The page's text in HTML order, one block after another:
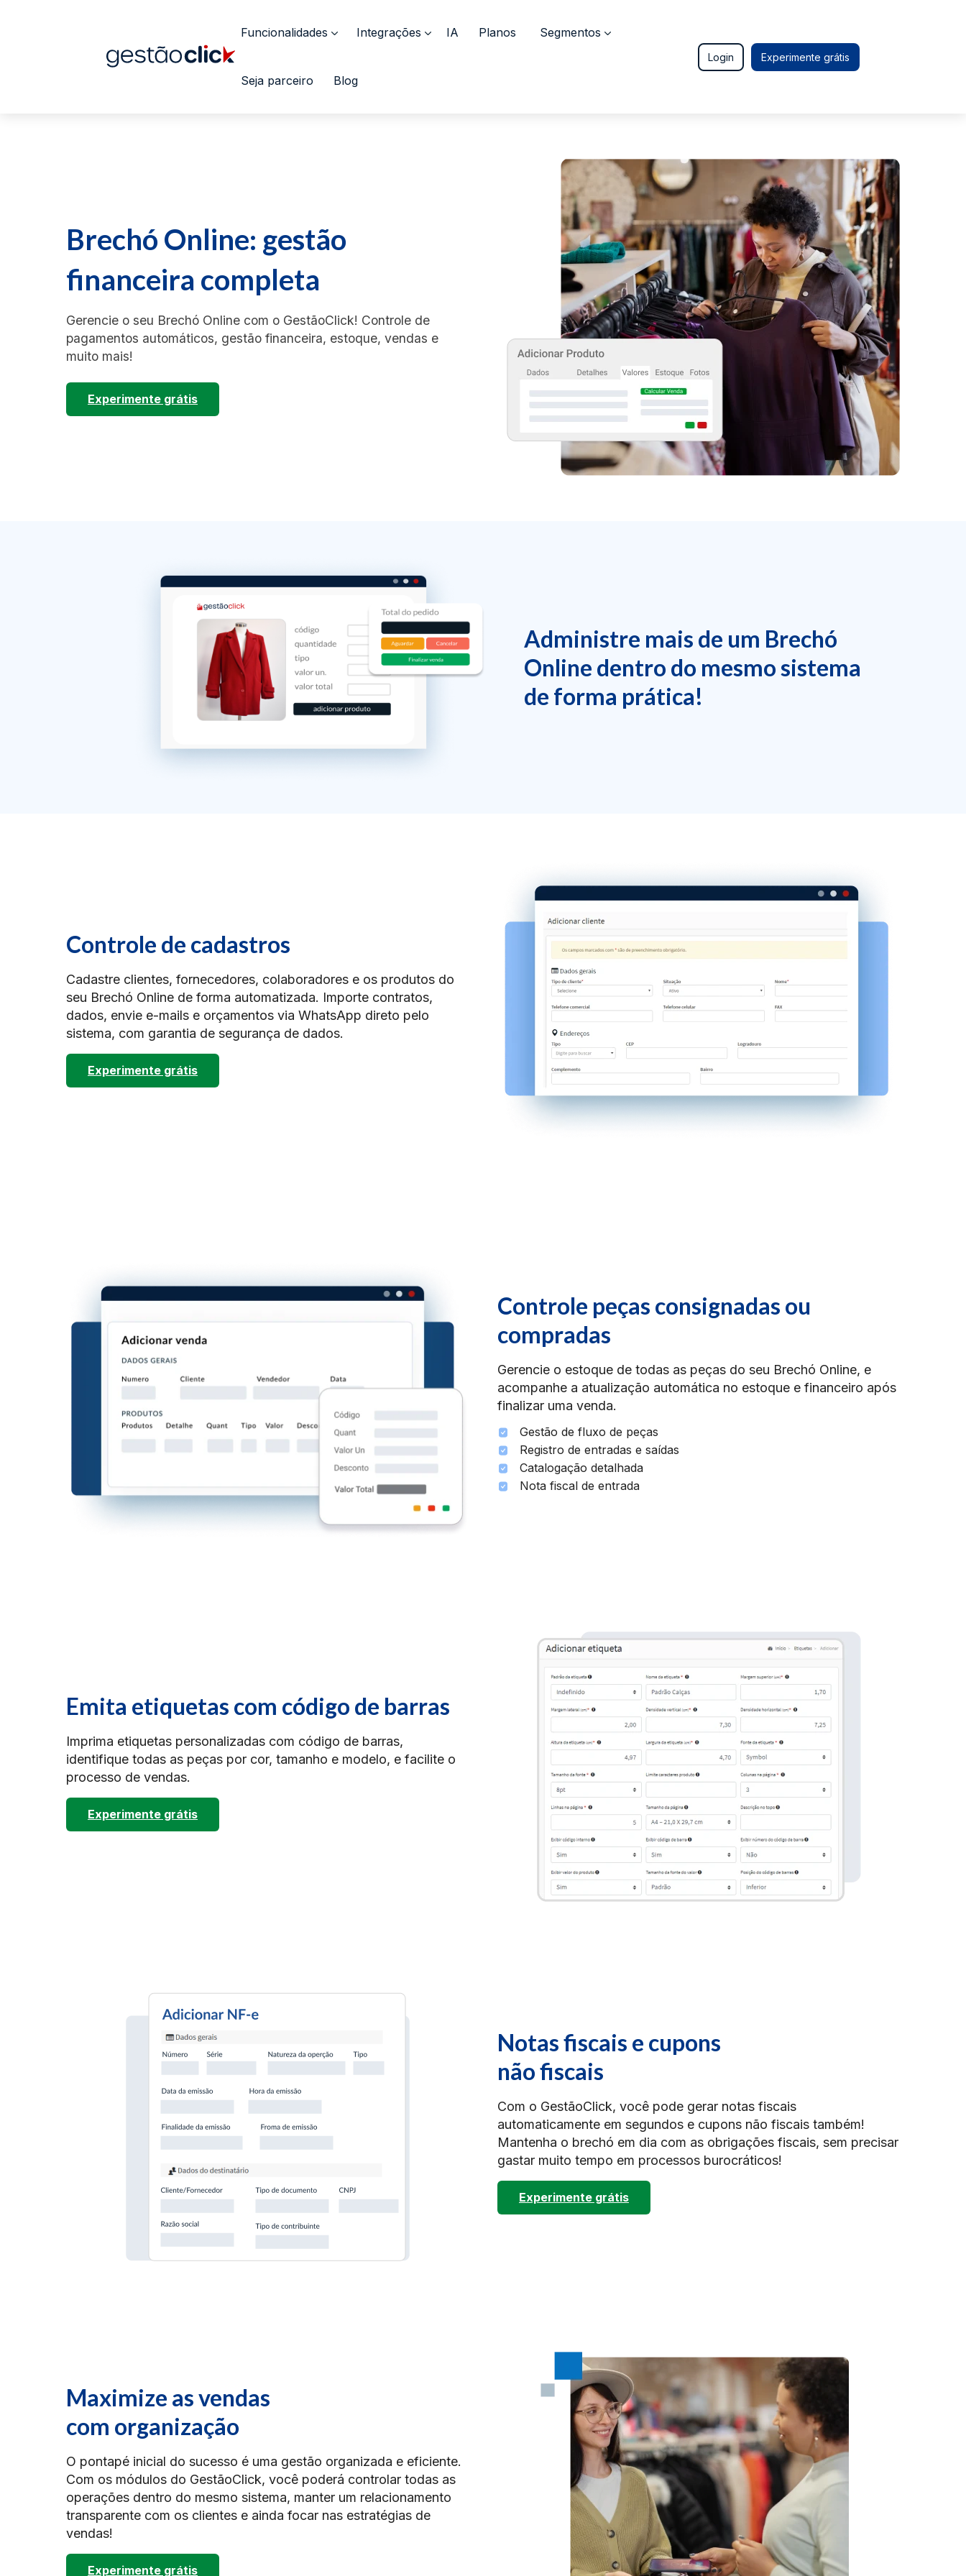
Funcionalidades Integrações IA Planos Segmentos
Seja parceiro Blog
Login Experimente grátis
Brechó Online: gestão
financeira completa
Gerencie o seu Brechó Online com o GestãoClick! Controle de
pagamentos automáticos, gestão financeira, estoque, vendas e
muito mais!
Experimente grátis
Administre mais de um Brechó
Online dentro do mesmo sistema
de forma prática!
Controle de cadastros
Cadastre clientes, fornecedores, colaboradores e os produtos do
seu Brechó Online de forma automatizada. Importe contratos,
dados, envie e-mails e orçamentos via WhatsApp direto pelo
sistema, com garantia de segurança de dados.
Experimente grátis
Controle peças consignadas ou
compradas
Gerencie o estoque de todas as peças do seu Brechó Online, e
acompanhe a atualização automática no estoque e financeiro após
finalizar uma venda.
Gestão de fluxo de peças
Registro de entradas e saídas
Catalogação detalhada
Nota fiscal de entrada
Emita etiquetas com código de barras
Imprima etiquetas personalizadas com código de barras,
identifique todas as peças por cor, tamanho e modelo, e facilite o
processo de vendas.
Experimente grátis
Notas fiscais e cupons
não fiscais
Com o GestãoClick, você pode gerar notas fiscais
automaticamente em segundos e cupons não fiscais também!
Mantenha o brechó em dia com as obrigações fiscais, sem precisar
gastar muito tempo em processos burocráticos!
Experimente grátis
Maximize as vendas
com organização
O pontapé inicial do sucesso é uma gestão organizada e eficiente.
Com os módulos do GestãoClick, você poderá controlar todas as
operações dentro do mesmo sistema, manter um relacionamento
transparente com os clientes e ainda focar nas estratégias de
vendas!
Experimente grátis